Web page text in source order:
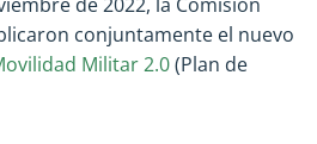
de 2022, la Comisión
conjuntamente el nuevo
Militar 2.0(Plan de